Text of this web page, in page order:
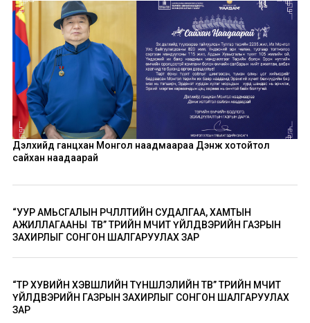
Дэлхийд ганцхан Монгол наадмаараа Дэнж хотойтол
сайхан наадаарай
“УУР АМЬСГАЛЫН ӨӨРЧЛӨЛТИЙН СУДАЛГАА, ХАМТЫН
АЖИЛЛАГААНЫ ТӨВ” ТӨРИЙН ӨМЧИТ ҮЙЛДВЭРИЙН ГАЗРЫН
ЗАХИРЛЫГ СОНГОН ШАЛГАРУУЛАХ ЗАР
“ТӨР ХУВИЙН ХЭВШЛИЙН ТҮНШЛЭЛИЙН ТӨВ” ТӨРИЙН ӨМЧИТ
ҮЙЛДВЭРИЙН ГАЗРЫН ЗАХИРЛЫГ СОНГОН ШАЛГАРУУЛАХ
ЗАР